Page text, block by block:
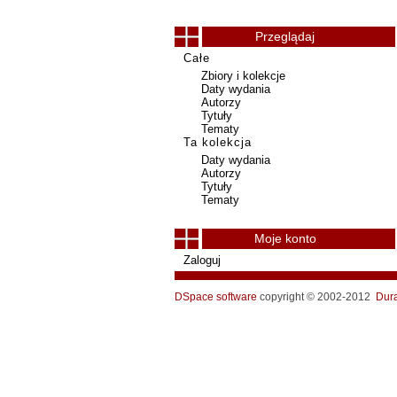
Przeglądaj
Całe
Zbiory i kolekcje
Daty wydania
Autorzy
Tytuły
Tematy
Ta kolekcja
Daty wydania
Autorzy
Tytuły
Tematy
Moje konto
Zaloguj
DSpace software copyright © 2002-2012